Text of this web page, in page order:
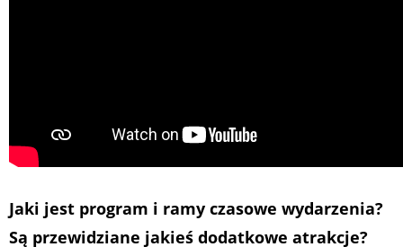
Jaki jest program i ramy czasowe wydarzenia?
Są przewidziane jakieś dodatkowe atrakcje?